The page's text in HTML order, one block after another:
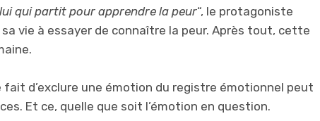
qui partit pour apprendre la peur“, le protagoniste
vie à essayer de connaître la peur. Après tout, cette
fait d’exclure une émotion du registre émotionnel peut
Et ce, quelle que soit l’émotion en question.